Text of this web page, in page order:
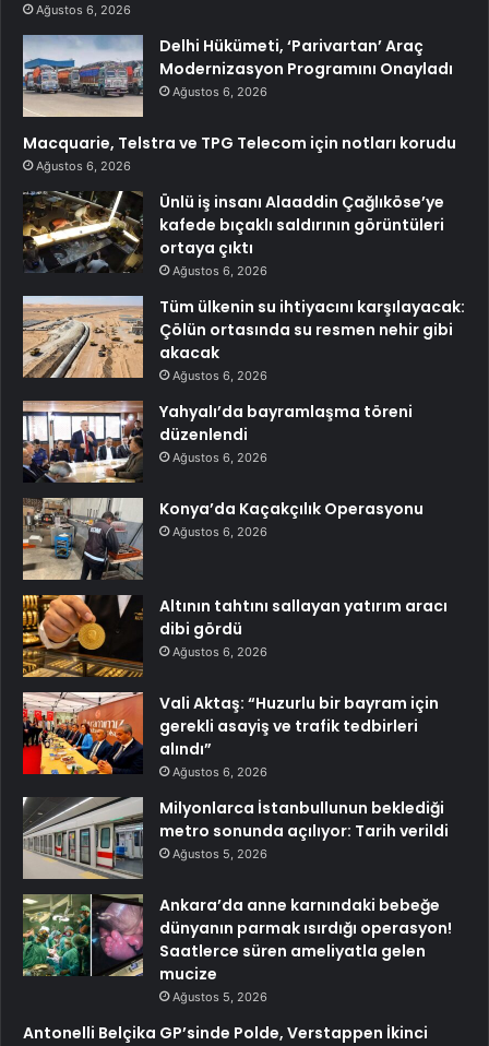
Ağustos 6, 2026
Delhi Hükümeti, ‘Parivartan’ Araç
Modernizasyon Programını Onayladı
Ağustos 6, 2026
Macquarie, Telstra ve TPG Telecom için notları korudu
Ağustos 6, 2026
Ünlü iş insanı Alaaddin Çağlıköse’ye
kafede bıçaklı saldırının görüntüleri
ortaya çıktı
Ağustos 6, 2026
Tüm ülkenin su ihtiyacını karşılayacak:
Çölün ortasında su resmen nehir gibi
akacak
Ağustos 6, 2026
Yahyalı’da bayramlaşma töreni
düzenlendi
Ağustos 6, 2026
Konya’da Kaçakçılık Operasyonu
Ağustos 6, 2026
Altının tahtını sallayan yatırım aracı
dibi gördü
Ağustos 6, 2026
Vali Aktaş: “Huzurlu bir bayram için
gerekli asayiş ve trafik tedbirleri
alındı”
Ağustos 6, 2026
Milyonlarca İstanbullunun beklediği
metro sonunda açılıyor: Tarih verildi
Ağustos 5, 2026
Ankara’da anne karnındaki bebeğe
dünyanın parmak ısırdığı operasyon!
Saatlerce süren ameliyatla gelen
mucize
Ağustos 5, 2026
Antonelli Belçika GP’sinde Polde, Verstappen İkinci